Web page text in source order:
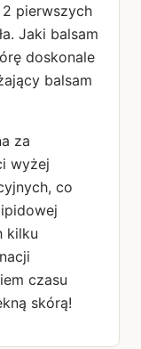
pierwszych
Jaki balsam
doskonale
balsam
za
wyżej
co
kilku
czasu
skórą!